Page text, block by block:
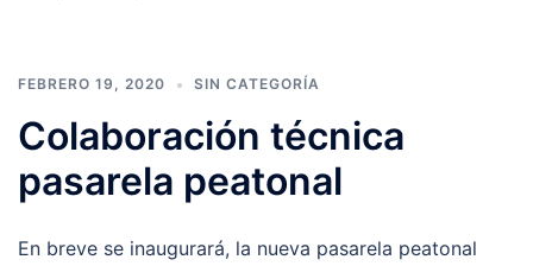
FEBRERO 19, 2020 SIN CATEGORÍA
Colaboración técnica
pasarela peatonal
En breve se inaugurará, la nueva pasarela peatonal